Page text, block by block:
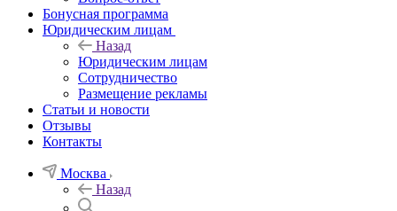
Бонусная программа
Юридическим лицам
Назад
Юридическим лицам
Сотрудничество
Размещение рекламы
Статьи и новости
Отзывы
Контакты
Москва
Назад